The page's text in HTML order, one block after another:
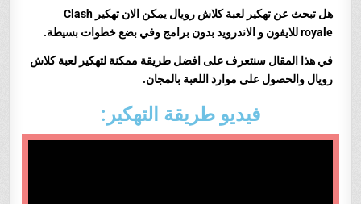
هل تبحث عن تهكير لعبة كلاش رويال
يمكن الان تهكير Clash
royaleللايفون و الاندرويد بدون برامج وفي بضع خطوات بسيطة.
في هذا المقال سنتعرف على افضل طريقة ممكنة لتهكير لعبةكلاش
رويال والحصول على موارد اللعبة بالمجان.
فيديو طريقة التهكير: